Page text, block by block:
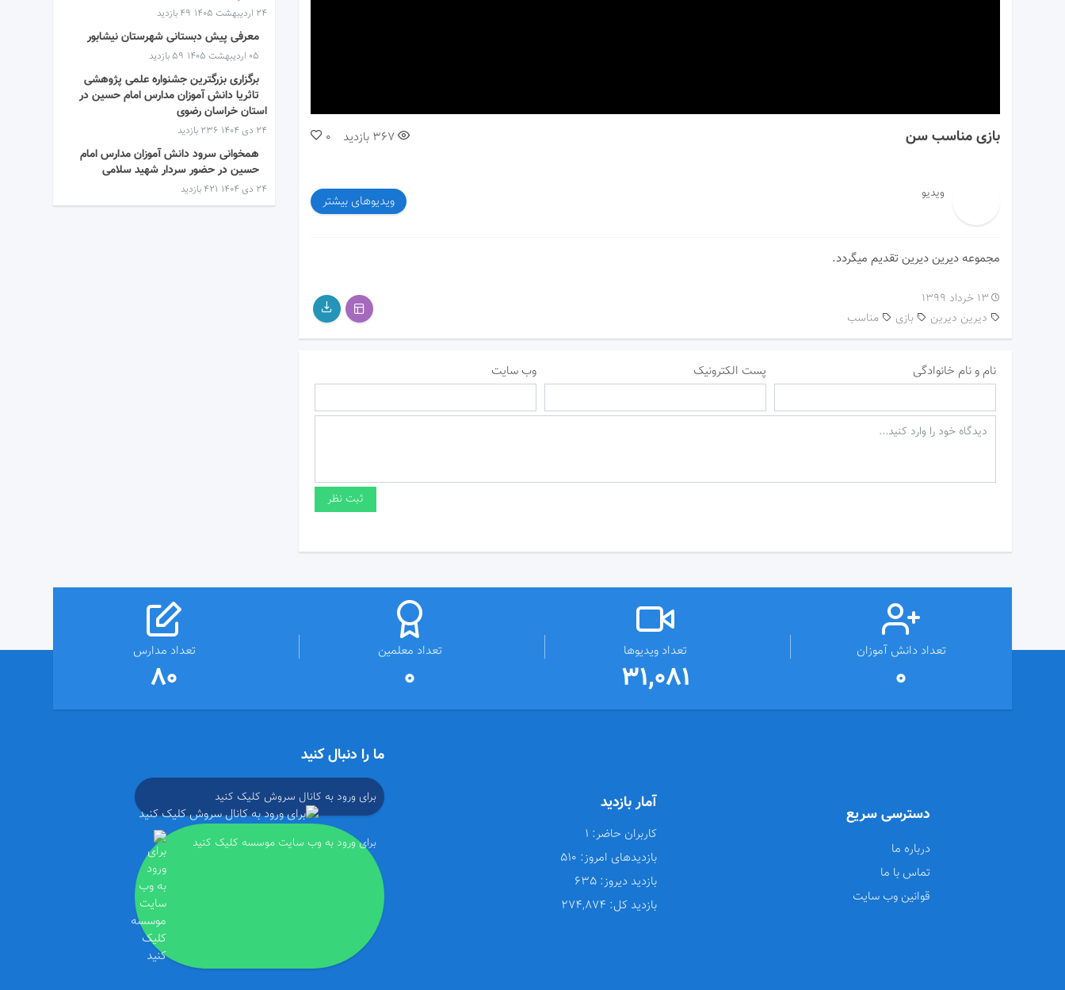
بازی مناسب سن 0 367 بازدید
ویدیو ویدیوهای بیشتر
مجموعه دیرین دیرین تقدیم میگردد.
۱۳ خرداد ۱۳۹۹
بازی
دیرین دیرین مناسب
نام و نام خانوادگی پست الکترونیک وب سایت
۲۴ اردیبهشت ۱۴۰۵ 49 بازدید
معرفی پیش دبستانی شهرستان نیشابور
۰۵ اردیبهشت ۱۴۰۵ 59 بازدید
برگزاری بزرگترین جشنواره علمی پژوهشی
تاثریا دانش آموزان مدارس امام حسین در
استان خراسان رضوی
۲۴ دی ۱۴۰۴ 236 بازدید
همخوانی سرود دانش آموزان مدارس امام
حسین در حضور سردار شهید سلامی
۲۴ دی ۱۴۰۴ 421 بازدید
تعداد دانش آموزان
0
تعداد ویدیوها
31,081
تعداد معلمین
0
تعداد مدارس
80
دسترسی سریع
درباره ما
تماس با ما
قوانین وب سایت
آمار بازدید
کاربران حاضر:
بازدیدهای امروز:
بازدید دیروز:
بازدید کل:
ما را دنبال کنید
برای ورود به کانال سروش کلیک کنید
برای ورود به وب سایت موسسه کلیک کنید